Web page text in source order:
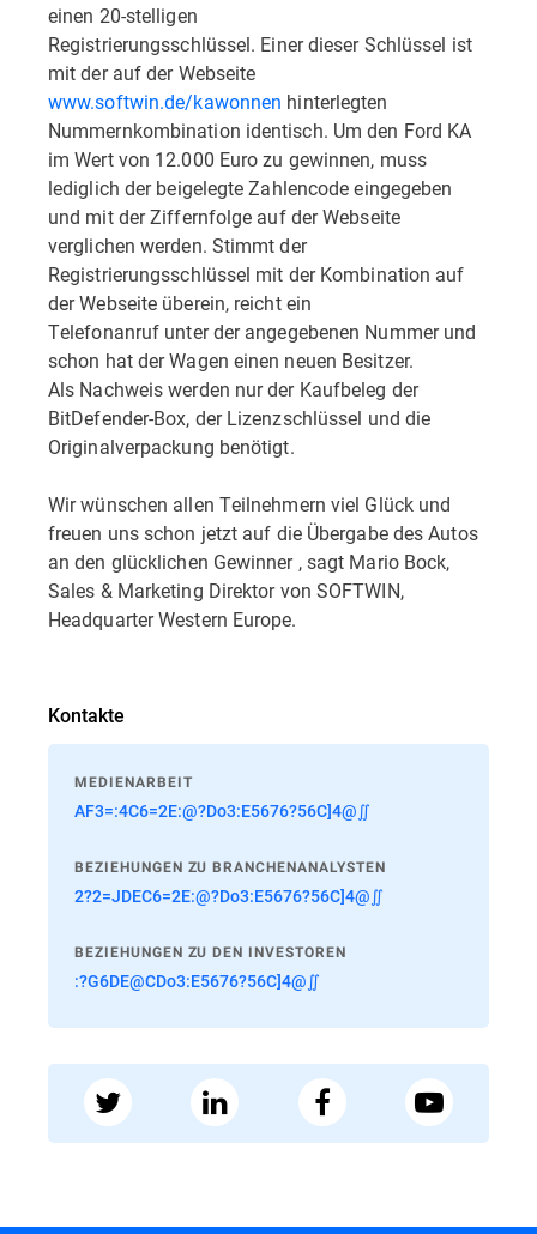
einen 20-stelligen
Registrierungsschlüssel. Einer dieser Schlüssel ist
mit der auf der Webseite
www.softwin.de/kawonnen hinterlegten
Nummernkombination identisch. Um den Ford KA
im Wert von 12.000 Euro zu gewinnen, muss
lediglich der beigelegte Zahlencode eingegeben
und mit der Ziffernfolge auf der Webseite
verglichen werden. Stimmt der
Registrierungsschlüssel mit der Kombination auf
der Webseite überein, reicht ein
Telefonanruf unter der angegebenen Nummer und
schon hat der Wagen einen neuen Besitzer.
Als Nachweis werden nur der Kaufbeleg der
BitDefender-Box, der Lizenzschlüssel und die
Originalverpackung benötigt.
Wir wünschen allen Teilnehmern viel Glück und
freuen uns schon jetzt auf die Übergabe des Autos
an den glücklichen Gewinner , sagt Mario Bock,
Sales & Marketing Direktor von SOFTWIN,
Headquarter Western Europe.
Kontakte
MEDIENARBEIT
AF3=:4C6=2E:@?Do3:E5676?56C]4@∬
BEZIEHUNGEN ZU BRANCHENANALYSTEN
2?2=JDEC6=2E:@?Do3:E5676?56C]4@∬
BEZIEHUNGEN ZU DEN INVESTOREN
:?G6DE@CDo3:E5676?56C]4@∬